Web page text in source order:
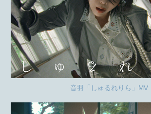
音羽「しゅるれりら」MV